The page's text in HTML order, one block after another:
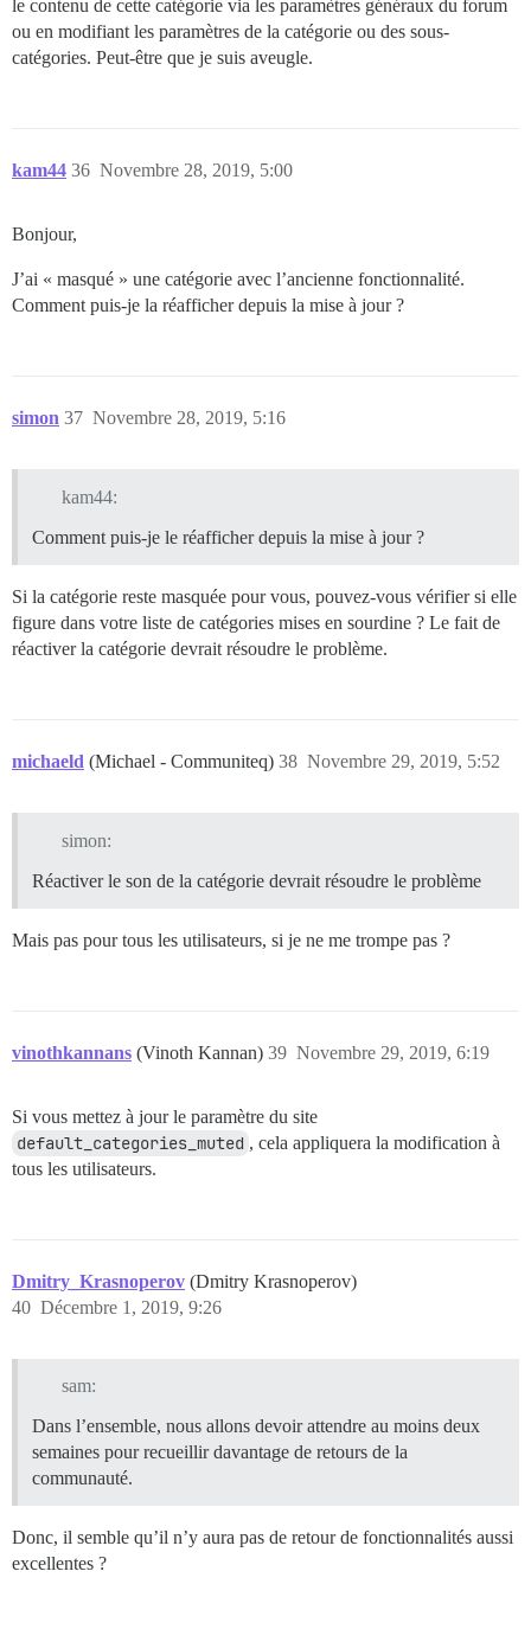
le contenu de cette catégorie via les paramètres généraux du forum
ou en modifiant les paramètres de la catégorie ou des sous-
catégories. Peut-être que je suis aveugle.
kam44 Novembre 28, 2019, 5:00
36
Bonjour,
J’ai « masqué » une catégorie avec l’ancienne fonctionnalité.
Comment puis-je la réafficher depuis la mise à jour ?
simon Novembre 28, 2019, 5:16
37
kam44:
Comment puis-je le réafficher depuis la mise à jour ?
Si la catégorie reste masquée pour vous, pouvez-vous vérifier si elle
figure dans votre liste de catégories mises en sourdine ? Le fait de
réactiver la catégorie devrait résoudre le problème.
michaeld (Michael - Communiteq) Novembre 29, 2019, 5:52
38
simon:
Réactiver le son de la catégorie devrait résoudre le problème
Mais pas pour tous les utilisateurs, si je ne me trompe pas ?
vinothkannans (Vinoth Kannan) Novembre 29, 2019, 6:19
39
Si vous mettez à jour le paramètre du site
default_categories_muted , cela appliquera la modification à
tous les utilisateurs.
Dmitry_Krasnoperov (Dmitry Krasnoperov)
Décembre 1, 2019, 9:26
40
sam:
Dans l’ensemble, nous allons devoir attendre au moins deux
semaines pour recueillir davantage de retours de la
communauté.
Donc, il semble qu’il n’y aura pas de retour de fonctionnalités aussi
excellentes ?